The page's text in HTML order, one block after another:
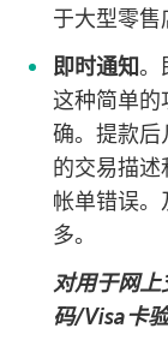
于大型零售
即时通知。
这种简单的
确。提款后
的交易描述
帐单错误
多。
对用于网上
码/Visa卡